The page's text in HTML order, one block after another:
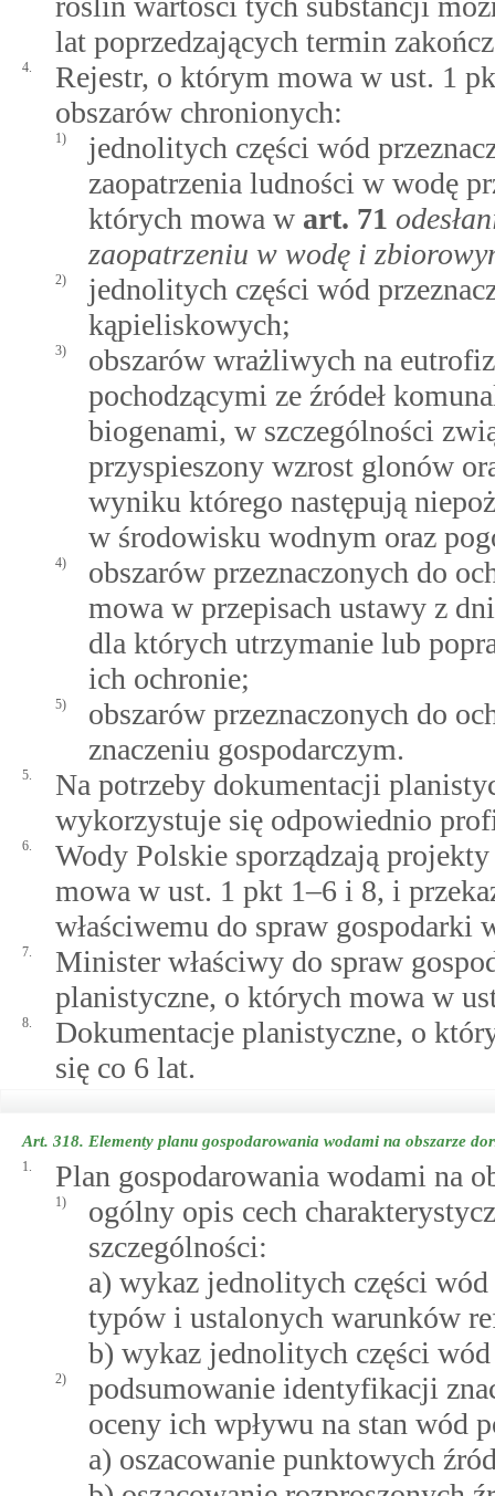
lat poprzedzających termin
4.
Rejestr, o którym mowa w ust. 1
obszarów chronionych:
1)
jednolitych części wód
zaopatrzenia ludności w wodę
których mowa w art. 71
zaopatrzeniu w wodę i
2)
jednolitych części wód
kąpieliskowych;
3)
obszarów wrażliwych na
pochodzącymi ze źródeł
biogenami, w szczególności
przyspieszony wzrost glonów
wyniku którego następują
w środowisku wodnym oraz
4)
obszarów przeznaczonych do
mowa w przepisach ustawy z
dla których utrzymanie lub
ich ochronie;
5)
obszarów przeznaczonych do
znaczeniu gospodarczym.
5.
Na potrzeby dokumentacji
wykorzystuje się odpowiednio
6.
Wody Polskie sporządzają
mowa w ust. 1 pkt 1–6 i 8, i
właściwemu do spraw gospodarki
7.
Minister właściwy do spraw
planistyczne, o których mowa w
8.
Dokumentacje planistyczne, o
się co 6 lat.
Art. 318. Elementy planu gospodarowania wodami na obszarze
1. Plan gospodarowania wodami na
1)
ogólny opis cech
szczególności:
a) wykaz jednolitych części
typów i ustalonych warunków
b) wykaz jednolitych części
2)
podsumowanie identyfikacji
oceny ich wpływu na stan wód
a) oszacowanie punktowych